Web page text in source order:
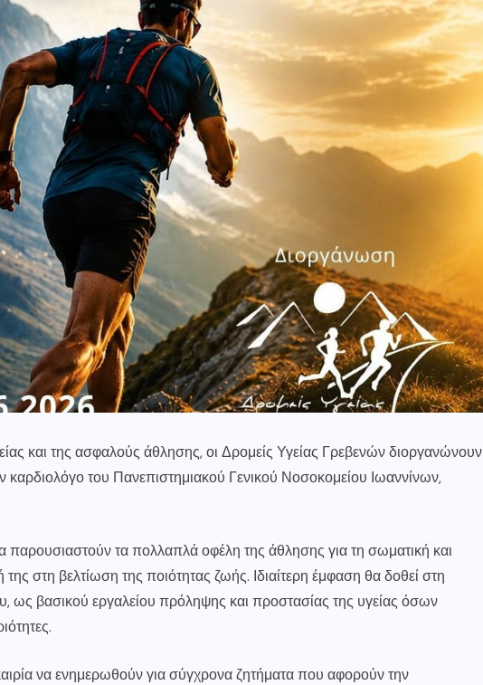
και της ασφαλούς άθλησης, οι Δρομείς Υγείας Γρεβενών διοργανώνουν
καρδιολόγο του Πανεπιστημιακού Γενικού Νοσοκομείου Ιωαννίνων,
παρουσιαστούν τα πολλαπλά οφέλη της άθλησης για τη σωματική και
στη βελτίωση της ποιότητας ζωής. Ιδιαίτερη έμφαση θα δοθεί στη
ως βασικού εργαλείου πρόληψης και προστασίας της υγείας όσων
να ενημερωθούν για σύγχρονα ζητήματα που αφορούν την